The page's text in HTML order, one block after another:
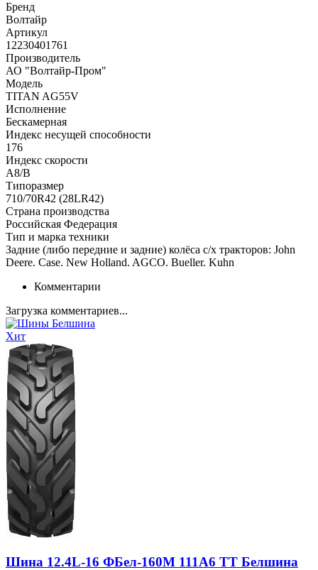
Бренд
Волтайр
Артикул
12230401761
Производитель
АО "Волтайр-Пром"
Модель
TITAN AG55V
Исполнение
Бескамерная
Индекс несущей способности
176
Индекс скорости
А8/В
Типоразмер
710/70R42 (28LR42)
Страна производства
Российская Федерация
Тип и марка техники
Задние (либо передние и задние) колёса с/х тракторов: John
Deere. Case. New Holland. AGCO. Bueller. Kuhn
Комментарии
Загрузка комментариев...
Хит
Шина 12.4L-16 ФБел-160М 111A6 TT Белшина